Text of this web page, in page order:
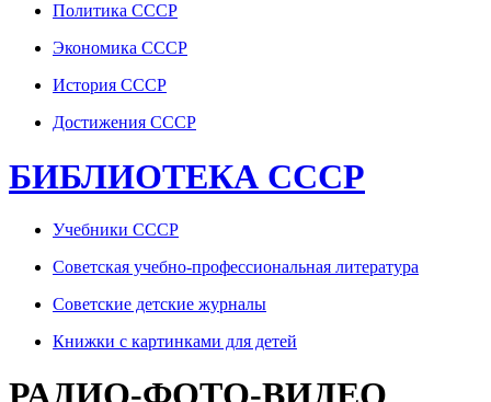
Политика СССР
Экономика СССР
История СССР
Достижения СССР
БИБЛИОТЕКА СССР
Учебники СССР
Советская учебно-профессиональная литература
Советские детские журналы
Книжки с картинками для детей